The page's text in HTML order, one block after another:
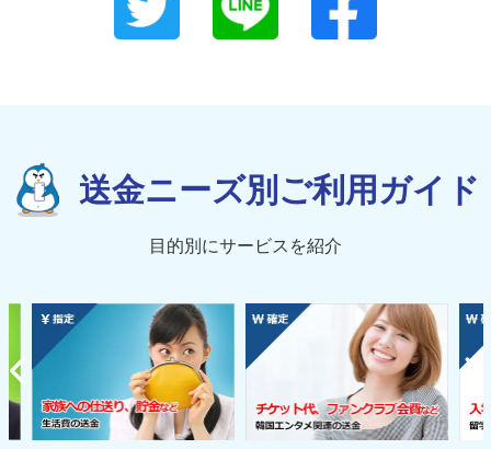
送金ニーズ別ご利用ガイド
目的別にサービスを紹介